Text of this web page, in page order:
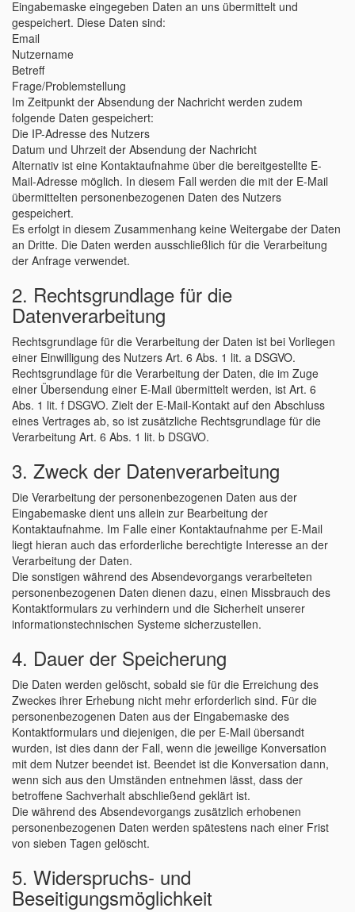
Eingabemaske eingegeben Daten an uns übermittelt und
gespeichert. Diese Daten sind:
Email
Nutzername
Betreff
Frage/Problemstellung
Im Zeitpunkt der Absendung der Nachricht werden zudem
folgende Daten gespeichert:
Die IP-Adresse des Nutzers
Datum und Uhrzeit der Absendung der Nachricht
Alternativ ist eine Kontaktaufnahme über die bereitgestellte E-
Mail-Adresse möglich. In diesem Fall werden die mit der E-Mail
übermittelten personenbezogenen Daten des Nutzers
gespeichert.
Es erfolgt in diesem Zusammenhang keine Weitergabe der Daten
an Dritte. Die Daten werden ausschließlich für die Verarbeitung
der Anfrage verwendet.
2. Rechtsgrundlage für die
Datenverarbeitung
Rechtsgrundlage für die Verarbeitung der Daten ist bei Vorliegen
einer Einwilligung des Nutzers Art. 6 Abs. 1 lit. a DSGVO.
Rechtsgrundlage für die Verarbeitung der Daten, die im Zuge
einer Übersendung einer E-Mail übermittelt werden, ist Art. 6
Abs. 1 lit. f DSGVO. Zielt der E-Mail-Kontakt auf den Abschluss
eines Vertrages ab, so ist zusätzliche Rechtsgrundlage für die
Verarbeitung Art. 6 Abs. 1 lit. b DSGVO.
3. Zweck der Datenverarbeitung
Die Verarbeitung der personenbezogenen Daten aus der
Eingabemaske dient uns allein zur Bearbeitung der
Kontaktaufnahme. Im Falle einer Kontaktaufnahme per E-Mail
liegt hieran auch das erforderliche berechtigte Interesse an der
Verarbeitung der Daten.
Die sonstigen während des Absendevorgangs verarbeiteten
personenbezogenen Daten dienen dazu, einen Missbrauch des
Kontaktformulars zu verhindern und die Sicherheit unserer
informationstechnischen Systeme sicherzustellen.
4. Dauer der Speicherung
Die Daten werden gelöscht, sobald sie für die Erreichung des
Zweckes ihrer Erhebung nicht mehr erforderlich sind. Für die
personenbezogenen Daten aus der Eingabemaske des
Kontaktformulars und diejenigen, die per E-Mail übersandt
wurden, ist dies dann der Fall, wenn die jeweilige Konversation
mit dem Nutzer beendet ist. Beendet ist die Konversation dann,
wenn sich aus den Umständen entnehmen lässt, dass der
betroffene Sachverhalt abschließend geklärt ist.
Die während des Absendevorgangs zusätzlich erhobenen
personenbezogenen Daten werden spätestens nach einer Frist
von sieben Tagen gelöscht.
5. Widerspruchs- und
Beseitigungsmöglichkeit